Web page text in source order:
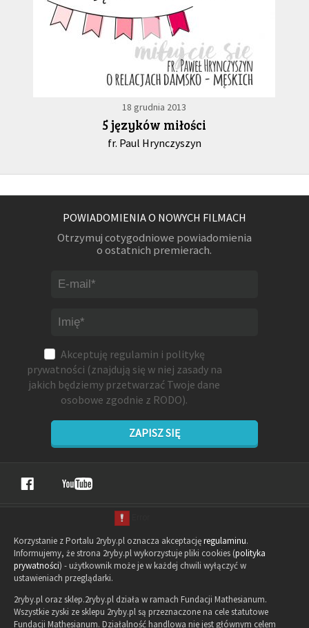
18 grudnia 2013
5 języków miłości
fr. Paul Hrynczyszyn
POWIADOMIENIA O NOWYCH FILMACH
Otrzymuj cotygodniowe powiadomienia
o ostatnich premierach.
Akceptuję regulamin i politykę
prywatności (znajdują się w niej zasady na
jakich będziemy przetwarzać Twoje dane
osobowe zgodnie z RODO).
ZAPISZ SIĘ
Korzystanie z Portalu 2ryby.pl oznacza akceptacjęregulaminu.
Informujemy, że strona 2ryby.pl wykorzystuje pliki cookies (polityka
prywatności) - użytkownik może je w każdej chwili wyłączyć w
ustawieniach przeglądarki.
2ryby.pl oraz sklep.2ryby.pl działa w ramach Fundacji Mathesianum.
Wszystkie zyski ze sklepu 2ryby.pl są przeznaczone na cele statutowe
Fundacji Mathesianum. Działalność handlowa nie jest głównym celem